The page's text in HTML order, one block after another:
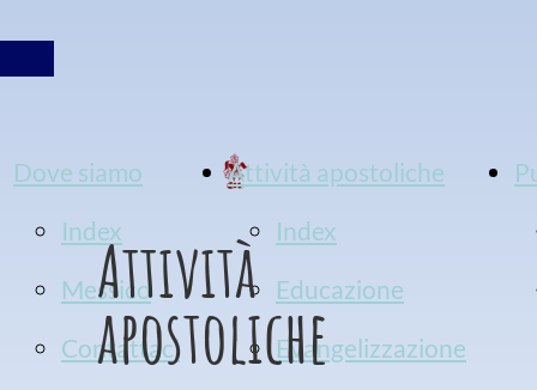
Dove siamo
Index
Messico
Contattaci
Attività apostoliche
Index
Educazione
Evangelizzazione
Attività
apostoliche